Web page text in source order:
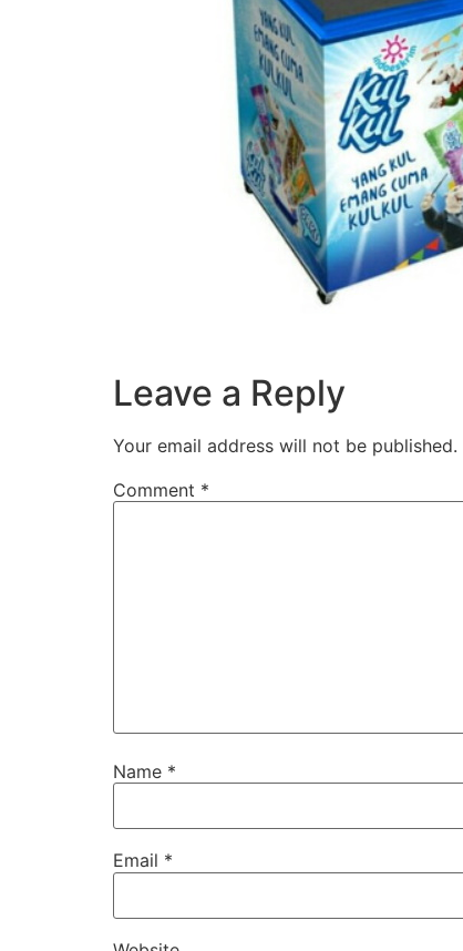
Leave a Reply
Your email address will not be published.
Comment *
Name *
Email *